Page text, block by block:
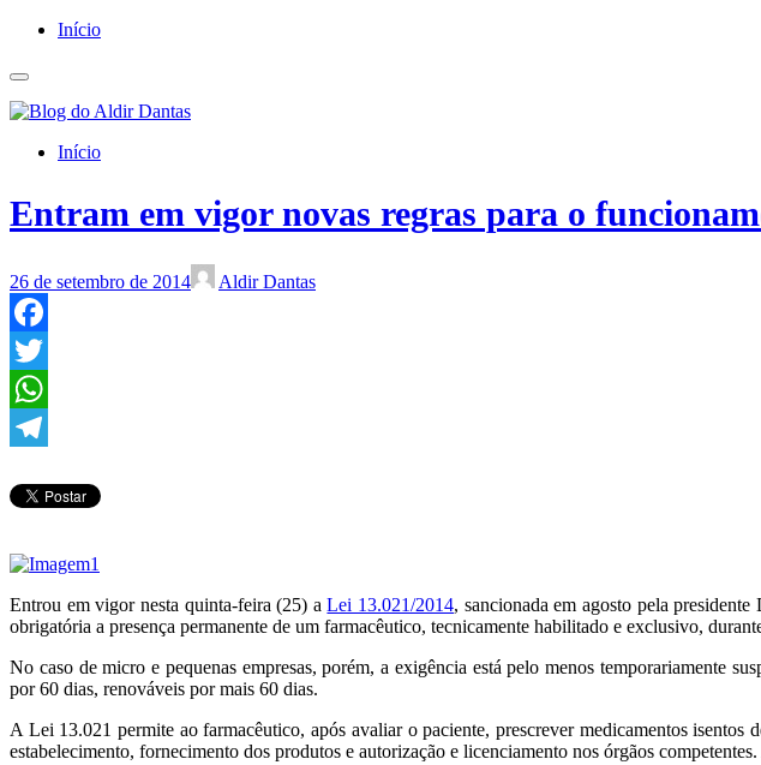
Início
Início
Entram em vigor novas regras para o
26 de setembro de 2014 Aldir Dantas
Facebook
Twitter
WhatsApp
Entrou em vigor nesta quinta-feira (25) aLei 13.021/2014, sancionada em agosto pela
obrigatória a presença permanente de um farmacêutico, tecnicamente habilitado e exclusivo,
No caso de micro e pequenas empresas, porém, a exigência está pelo menos temporariamente
por 60 dias, renováveis por mais 60 dias.
A Lei 13.021 permite ao farmacêutico, após avaliar o paciente, prescrever medicamentos
estabelecimento, fornecimento dos produtos e autorização e licenciamento nos órgãos